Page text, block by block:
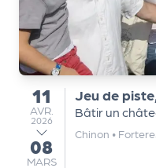
du
11
AVRIL
AVR.
2026
au
08
MARS
MARS
Jeu de
Bâtir un
Chinon •